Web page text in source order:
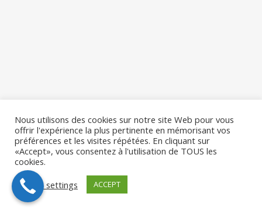
Nous utilisons des cookies sur notre site Web pour vous
offrir l'expérience la plus pertinente en mémorisant vos
préférences et les visites répétées. En cliquant sur
«Accept», vous consentez à l'utilisation de TOUS les
cookies.
Cookie settings
ACCEPT